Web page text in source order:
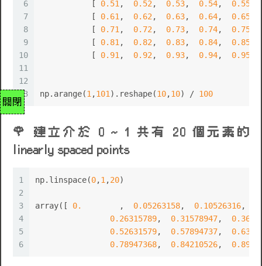
6
7
8
9
10
11
12
13
	   [
0.51 , 0.52 , 0.53, 0.54, 0.55
	   [
0.61 , 0.62 , 0.63, 0.64, 0.65
	   [
0.71 , 0.72 , 0.73, 0.74, 0.75
	   [
0.81 , 0.82 , 0.83, 0.84, 0.85
	   [
0.91 , 0.92 , 0.93, 0.94, 0.95
np.arange(1 ,101 ).reshape(10,10) / 100
建立介於 0 ~ 1 共有 20 個元素的
linearly spaced points
1
2
3
4
5
6
np.linspace(0,1 ,20)
array([ 0.
        ,
0.05263158, 0.10526316,
0.26315789, 0.31578947,
0.52631579, 0.57894737,
0.78947368, 0.84210526,
關閉